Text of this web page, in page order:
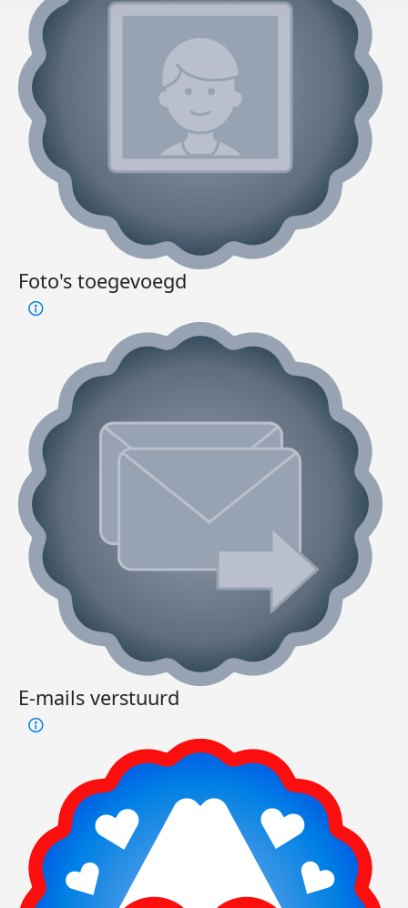
Foto's toegevoegd
E-mails verstuurd